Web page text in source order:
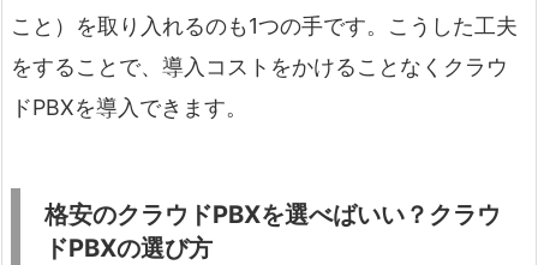
こと）を取り入れるのも1つの手です。こうした工夫
をすることで、導入コストをかけることなくクラウ
ドPBXを導入できます。
格安のクラウドPBXを選べばいい？クラウ
ドPBXの選び方